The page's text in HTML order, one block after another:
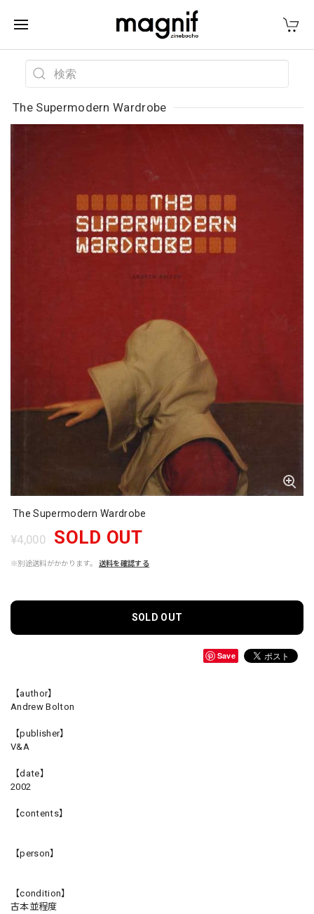
The Supermodern Wardrobe
The Supermodern Wardrobe
¥4,000 SOLD OUT
※別途送料がかかります。 送料を確認する
SOLD OUT
Save
【author】
Andrew Bolton
【publisher】
V&A
【date】
2002
【contents】
【person】
【condition】
古本並程度